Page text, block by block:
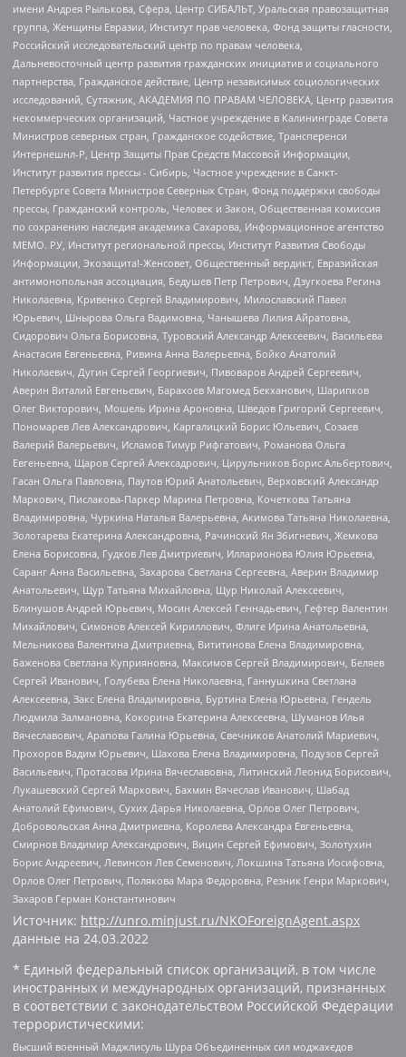
имени Андрея Рылькова, Сфера, Центр СИБАЛЬТ, Уральская правозащитная
группа, Женщины Евразии, Институт прав человека, Фонд защиты гласности,
Российский исследовательский центр по правам человека,
Дальневосточный центр развития гражданских инициатив и социального
партнерства, Гражданское действие, Центр независимых социологических
исследований, Сутяжник, АКАДЕМИЯ ПО ПРАВАМ ЧЕЛОВЕКА, Центр развития
некоммерческих организаций, Частное учреждение в Калининграде Совета
Министров северных стран, Гражданское содействие, Трансперенси
Интернешнл-Р, Центр Защиты Прав Средств Массовой Информации,
Институт развития прессы - Сибирь, Частное учреждение в Санкт-
Петербурге Совета Министров Северных Стран, Фонд поддержки свободы
прессы, Гражданский контроль, Человек и Закон, Общественная комиссия
по сохранению наследия академика Сахарова, Информационное агентство
МЕМО. РУ, Институт региональной прессы, Институт Развития Свободы
Информации, Экозащита!-Женсовет, Общественный вердикт, Евразийская
антимонопольная ассоциация, Бедушев Петр Петрович, Дзугкоева Регина
Николаевна, Кривенко Сергей Владимирович, Милославский Павел
Юрьевич, Шнырова Ольга Вадимовна, Чанышева Лилия Айратовна,
Сидорович Ольга Борисовна, Туровский Александр Алексеевич, Васильева
Анастасия Евгеньевна, Ривина Анна Валерьевна, Бойко Анатолий
Николаевич, Дугин Сергей Георгиевич, Пивоваров Андрей Сергеевич,
Аверин Виталий Евгеньевич, Барахоев Магомед Бекханович, Шарипков
Олег Викторович, Мошель Ирина Ароновна, Шведов Григорий Сергеевич,
Пономарев Лев Александрович, Каргалицкий Борис Юльевич, Созаев
Валерий Валерьевич, Исламов Тимур Рифгатович, Романова Ольга
Евгеньевна, Щаров Сергей Алексадрович, Цирульников Борис Альбертович,
Гасан Ольга Павловна, Паутов Юрий Анатольевич, Верховский Александр
Маркович, Пислакова-Паркер Марина Петровна, Кочеткова Татьяна
Владимировна, Чуркина Наталья Валерьевна, Акимова Татьяна Николаевна,
Золотарева Екатерина Александровна, Рачинский Ян Збигневич, Жемкова
Елена Борисовна, Гудков Лев Дмитриевич, Илларионова Юлия Юрьевна,
Саранг Анна Васильевна, Захарова Светлана Сергеевна, Аверин Владимир
Анатольевич, Щур Татьяна Михайловна, Щур Николай Алексеевич,
Блинушов Андрей Юрьевич, Мосин Алексей Геннадьевич, Гефтер Валентин
Михайлович, Симонов Алексей Кириллович, Флиге Ирина Анатольевна,
Мельникова Валентина Дмитриевна, Вититинова Елена Владимировна,
Баженова Светлана Куприяновна, Максимов Сергей Владимирович, Беляев
Сергей Иванович, Голубева Елена Николаевна, Ганнушкина Светлана
Алексеевна, Закс Елена Владимировна, Буртина Елена Юрьевна, Гендель
Людмила Залмановна, Кокорина Екатерина Алексеевна, Шуманов Илья
Вячеславович, Арапова Галина Юрьевна, Свечников Анатолий Мариевич,
Прохоров Вадим Юрьевич, Шахова Елена Владимировна, Подузов Сергей
Васильевич, Протасова Ирина Вячеславовна, Литинский Леонид Борисович,
Лукашевский Сергей Маркович, Бахмин Вячеслав Иванович, Шабад
Анатолий Ефимович, Сухих Дарья Николаевна, Орлов Олег Петрович,
Добровольская Анна Дмитриевна, Королева Александра Евгеньевна,
Смирнов Владимир Александрович, Вицин Сергей Ефимович, Золотухин
Борис Андреевич, Левинсон Лев Семенович, Локшина Татьяна Иосифовна,
Орлов Олег Петрович, Полякова Мара Федоровна, Резник Генри Маркович,
Захаров Герман Константинович
Источник: http://unro.minjust.ru/NKOForeignAgent.aspx
данные на 24.03.2022
* Единый федеральный список организаций, в том числе
иностранных и международных организаций, признанных
в соответствии с законодательством Российской Федерации
террористическими:
Высший военный Маджлисуль Шура Объединенных сил моджахедов